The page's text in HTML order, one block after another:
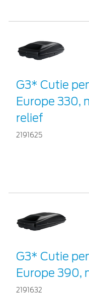
G3* Cutie
Europe 330,
relief
2191625
G3* Cutie
Europe 390,
2191632